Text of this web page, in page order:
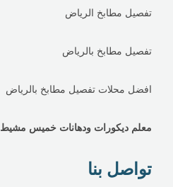
تفصيل مطابخ الرياض
تفصيل مطابخ بالرياض
افضل محلات تفصيل مطابخ بالرياض
معلم ديكورات ودهانات خميس مشيط
تواصل بنا